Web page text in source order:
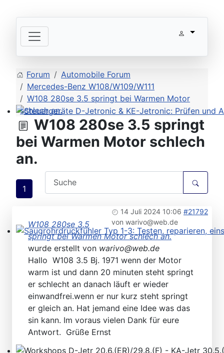
Steuergeräte D-Jetronic & KE-Jetronic: Prüfen und
Saugrohrdruckfühler Typ 1-3: Testen, reparieren,
Forum
Automobile Forum
Mercedes-Benz W108/W109/W111
W108 280se 3.5 springt bei Warmen Motor
schlech an.
W108 280se 3.5 springt
bei Warmen Motor schlech
an.
1
14 Juli 2024 10:06 #21792
von warivo@web.de
W108 280se 3.5
springt bei Warmen Motor schlech an.
wurde erstellt von warivo@web.de
Hallo W108 3.5 Bj. 1971 wenn der Motor
warm ist und dann 20 minuten steht springt
er schlecht an danach läuft er wieder
einwandfrei.wenn er nur kurz steht springt
er gleich an. Hat jemand eine Idee was das
sin kann. Im voraus vielen Dank für eure
Antwort. Grüße Ernst